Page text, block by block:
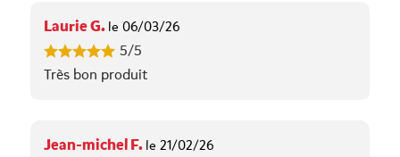
Laurie G. le 06/03/26
5/5
Très bon produit
Jean-michel F. le 21/02/26